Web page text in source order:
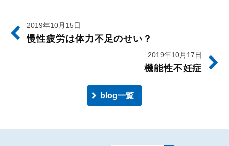
2019年10月15日
慢性疲労は体力不足のせい？
2019年10月17日
機能性不妊症
blog一覧